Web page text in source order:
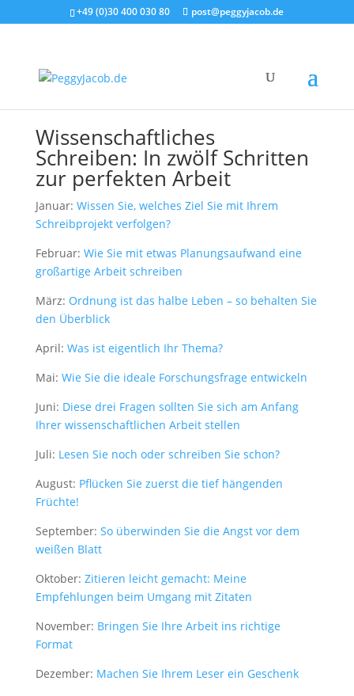
+49 (0)30 400 030 80 post@peggyjacob.de
Wissenschaftliches
Schreiben: In zwölf Schritten
zur perfekten Arbeit
Januar: Wissen Sie, welches Ziel Sie mit Ihrem
Schreibprojekt verfolgen?
Februar: Wie Sie mit etwas Planungsaufwand eine
großartige Arbeit schreiben
März: Ordnung ist das halbe Leben – so behalten Sie
den Überblick
April: Was ist eigentlich Ihr Thema?
Mai: Wie Sie die ideale Forschungsfrage entwickeln
Juni: Diese drei Fragen sollten Sie sich am Anfang
Ihrer wissenschaftlichen Arbeit stellen
Juli: Lesen Sie noch oder schreiben Sie schon?
August: Pflücken Sie zuerst die tief hängenden
Früchte!
September: So überwinden Sie die Angst vor dem
weißen Blatt
Oktober: Zitieren leicht gemacht: Meine
Empfehlungen beim Umgang mit Zitaten
November: Bringen Sie Ihre Arbeit ins richtige
Format
Dezember: Machen Sie Ihrem Leser ein Geschenk
Diese
Cookies
sind
optional, sie
jedoch für
Website-
Funktion